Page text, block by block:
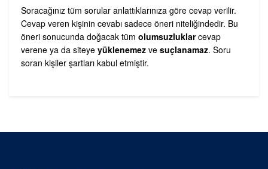
Soracağınız tüm sorular anlattıklarınıza göre cevap verilir.
Cevap veren kişinin cevabı sadece öneri niteliğindedir. Bu
öneri sonucunda doğacak tüm olumsuzluklarcevap
verene ya da siteye yüklenemez ve suçlanamaz. Soru
soran kişiler şartları kabul etmiştir.